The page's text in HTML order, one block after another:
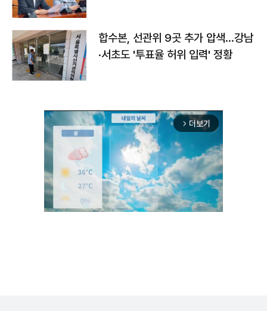
합수본, 선관위 9곳 추가 압색…강남
·서초도 '투표율 허위 입력' 정황
arrow_forward_ios 더보기